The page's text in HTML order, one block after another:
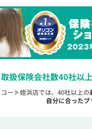
取扱保険会社数40社以上
ート姪浜店では、40社以上の
自分に合ったプ